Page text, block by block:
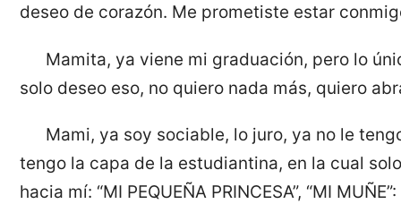
deseo de corazón. Me prometiste estar
Mamita, ya viene mi graduación, pero lo
solo deseo eso, no quiero nada más, quiero
Mami, ya soy sociable, lo juro, ya no le
tengo la capa de la estudiantina, en la cual
hacia mí: “MI PEQUEÑA PRINCESA”, “MI